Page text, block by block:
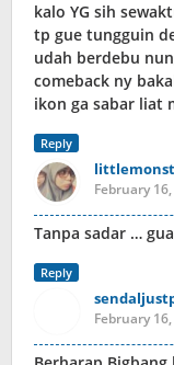
kalo YG sih
tp gue tungguin
udah berdebu
comeback ny
ikon ga sabar liat
Reply
February
Tanpa sadar …
Reply
February